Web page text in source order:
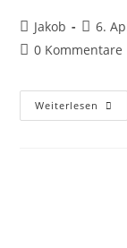
Beitrags-
Autor:
Jakob
Beitrag
6.
Beitrags-
0 Kommentare
Weiterlesen 9,315
KWp